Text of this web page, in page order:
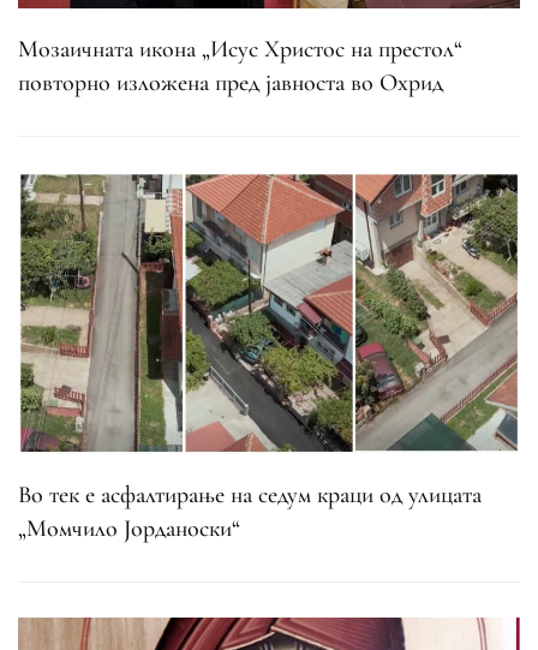
Мозаичната икона „Исус Христос на престол“
повторно изложена пред јавноста во Охрид
Во тек е асфалтирање на седум краци од улицата
„Момчило Јорданоски“